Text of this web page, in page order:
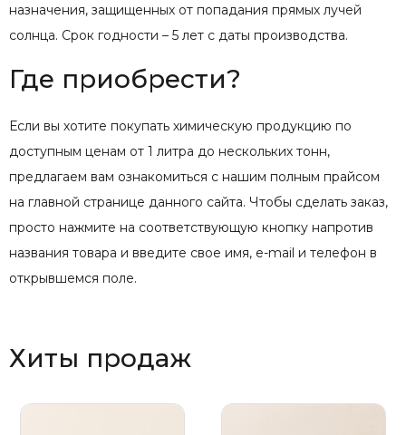
назначения, защищенных от попадания прямых лучей
солнца. Срок годности – 5 лет с даты производства.
Где приобрести?
Если вы хотите покупать химическую продукцию по
доступным ценам от 1 литра до нескольких тонн,
предлагаем вам ознакомиться с нашим полным прайсом
на главной странице данного сайта. Чтобы сделать заказ,
просто нажмите на соответствующую кнопку напротив
названия товара и введите свое имя, e-mail и телефон в
открывшемся поле.
Хиты продаж